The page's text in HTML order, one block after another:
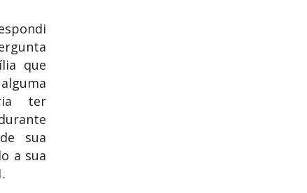
que
ter
sua
a sua